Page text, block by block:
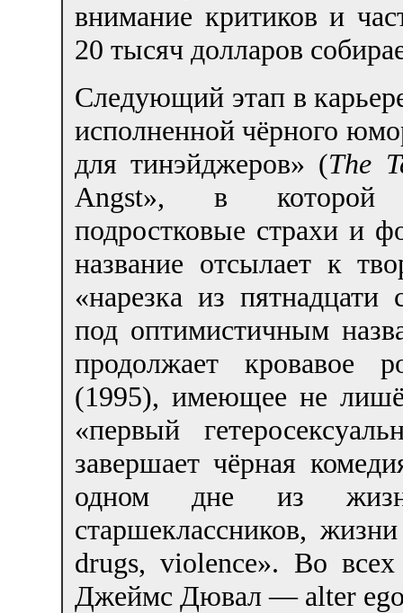
внимание критиков и
20 тысяч долларов
Следующий этап в
исполненной чёрного
для тинэйджеров» (The
Angst», в которой
подростковые страхи и
название отсылает к
«нарезка из
под оптимистичным
продолжает кровавое
(1995), имеющее не
«первый
завершает чёрная
одном дне из
старшеклассников,
drugs, violence». Во
Джеймс Дювал — alter ego